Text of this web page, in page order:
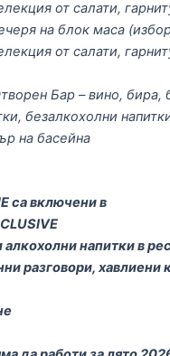
от салати,
на блок маса
от салати,
Бар – вино, бира,
безалкохолни
на басейна
са включени в
напитки в
разговори, хавлиени